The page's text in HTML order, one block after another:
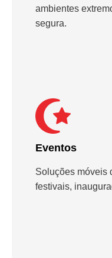
ambientes
segura.
Eventos
Soluções móveis
festivais,